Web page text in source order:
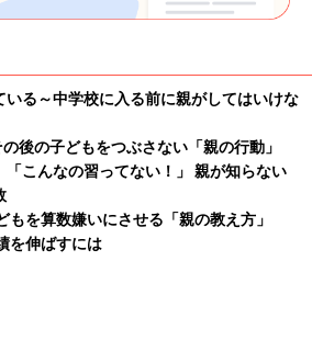
いる～中学校に入る前に親がしてはいけな
後の子どもをつぶさない「親の行動」
「こんなの習ってない！」 親が知らない
もを算数嫌いにさせる「親の教え方」
を伸ばすには